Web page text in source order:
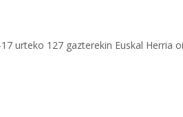
urteko 127 gazterekin Euskal Herria